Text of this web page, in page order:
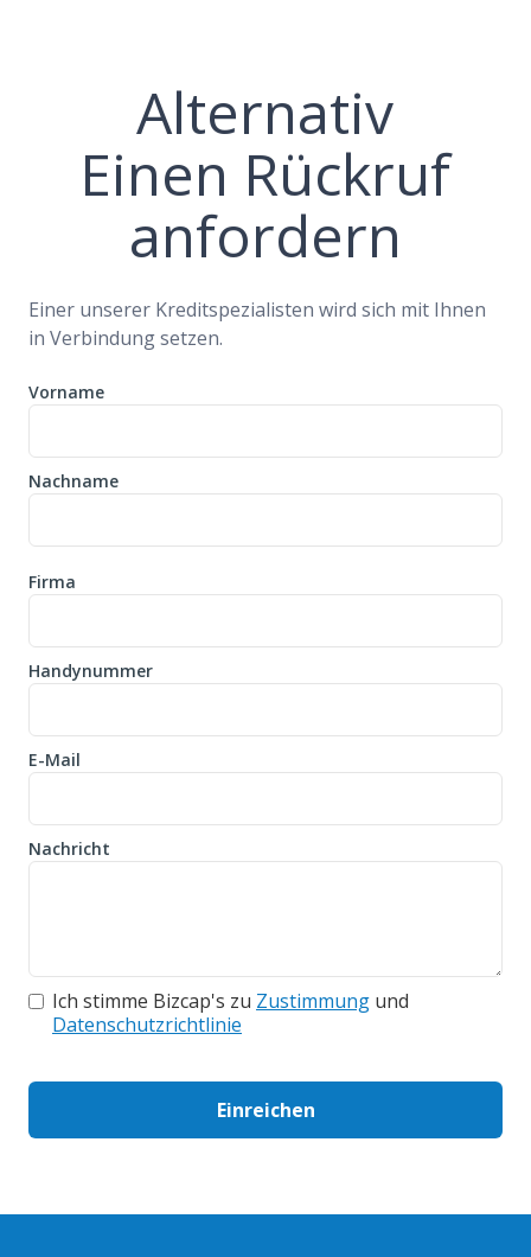
Alternativ
Einen Rückruf
anfordern
Einer unserer Kreditspezialisten wird sich mit Ihnen
in Verbindung setzen.
Vorname
Nachname
Firma
Handynummer
E-Mail
Nachricht
Ich stimme Bizcap's zu Zustimmung und
Datenschutzrichtlinie